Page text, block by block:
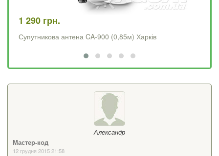
1 290 грн.
Супутникова антена CA-900 (0,85м) Харків
Александр
Мастер-код
12 грудня 2015 21:58